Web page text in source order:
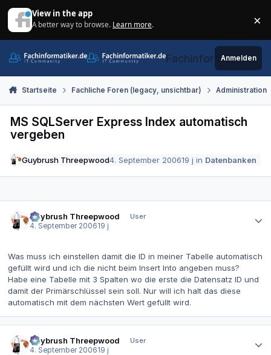
View in the app
A better way to browse. Learn more. ×
Fachinformatiker.de
Anmelden
Startseite Fachliche Foren (legacy, unsichtbar) Administration
MS SQLServer Express Index automatisch
vergeben
Guybrush Threepwood4. September 200619 j in Datenbanken
Guybrush Threepwood
User
4. September 200619 j
Was muss ich einstellen damit die ID in meiner Tabelle automatisch
gefüllt wird und ich die nicht beim Insert Into angeben muss?
Habe eine Tabelle mit 3 Spalten wo die erste die Datensatz ID und
damit der Primärschlüssel sein soll. Nur will ich halt das diese
automatisch mit dem nächsten Wert gefüllt wird.
Guybrush Threepwood
User
4. September 200619 j